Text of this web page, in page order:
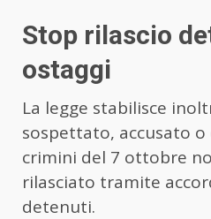
Stop rilascio
ostaggi
La legge stabilisce
sospettato, accusato
crimini del 7 ottobre
rilasciato tramite
detenuti.